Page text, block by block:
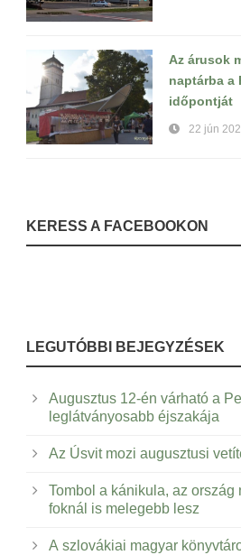
Az árusok
naptárba a
időpontját
22 jún
KERESS A FACEBOOKON
LEGUTÓBBI BEJEGYZÉSEK
Augusztus 12-én várható a
leglátványosabb éjszakája
Az Úsvit mozi augusztusi
Tombol a kánikula, az ország
foknál is melegebb lesz
A szlovákiai magyar